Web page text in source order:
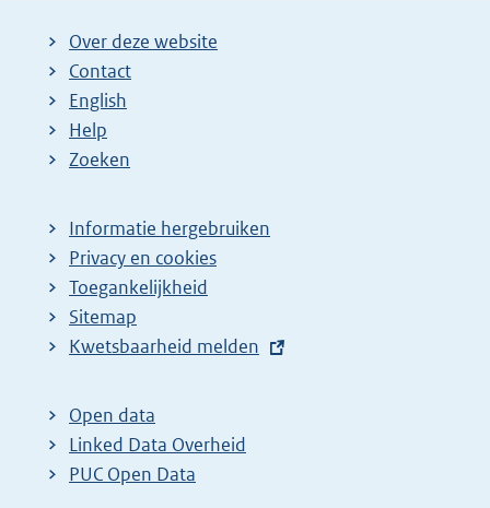
Over deze website
Contact
English
Help
Zoeken
Informatie hergebruiken
Privacy en cookies
Toegankelijkheid
Sitemap
E
t
e
r
Kwetsbaarheid melden
Open data
Linked Data Overheid
PUC Open Data